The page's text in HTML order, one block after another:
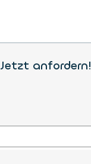
Jetzt anfordern!